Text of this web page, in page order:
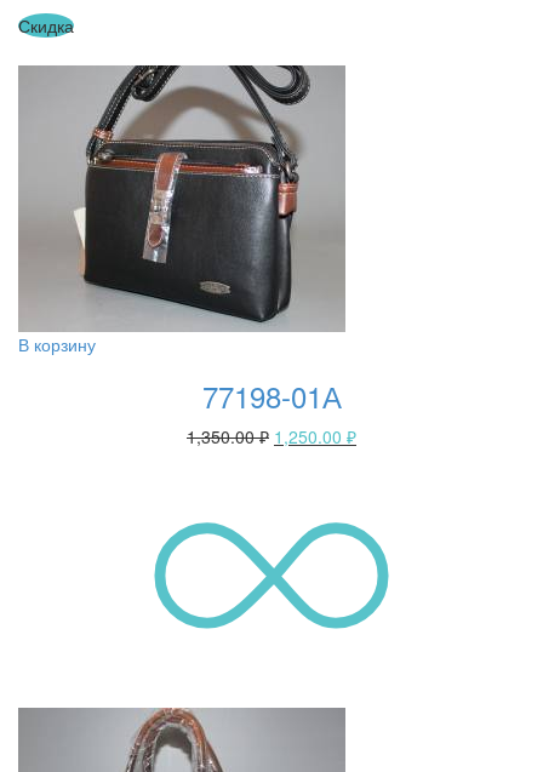
Скидка
В корзину
77198-01А
1,350.00₽ 1,250.00 ₽